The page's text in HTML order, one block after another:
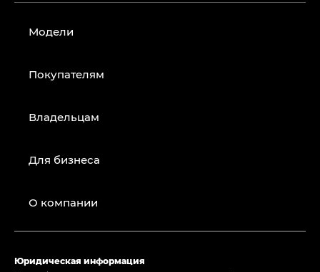
Модели
Покупателям
Владельцам
Для бизнеса
О компании
Юридическая информация